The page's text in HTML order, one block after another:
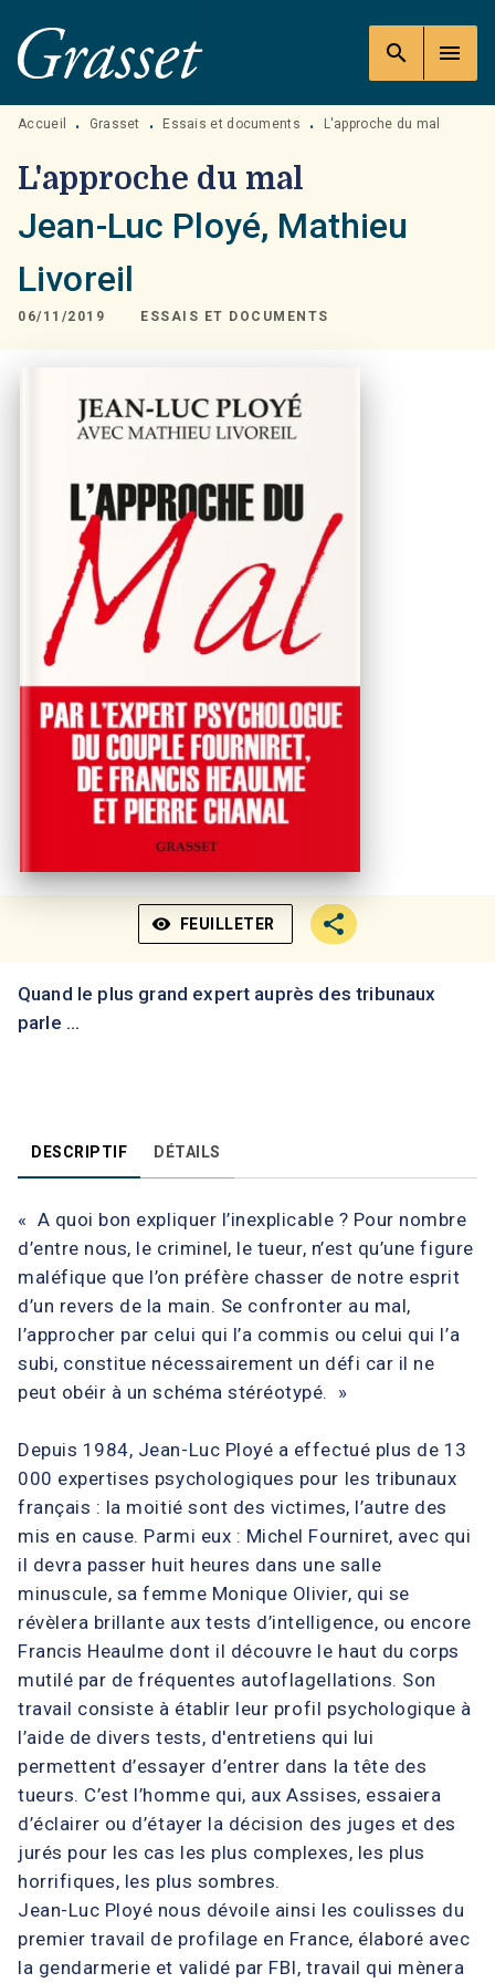
MENU RECHERCHE
PIED DE PAGE
search menu
Accueil • Grasset • Essais et documents • L'approche du mal
L'approche du mal
Jean-Luc Ployé, Mathieu
Livoreil
06/11/2019 ESSAIS ET DOCUMENTS
visibility FEUILLETER
Quand le plus grand expert auprès des tribunaux
parle ...
DESCRIPTIF DÉTAILS
« A quoi bon expliquer l’inexplicable ? Pour nombre
d’entre nous, le criminel, le tueur, n’est qu’une figure
maléfique que l’on préfère chasser de notre esprit
d’un revers de la main. Se confronter au mal,
l’approcher par celui qui l’a commis ou celui qui l’a
subi, constitue nécessairement un défi car il ne
peut obéir à un schéma stéréotypé. »
Depuis 1984, Jean-Luc Ployé a effectué plus de 13
000 expertises psychologiques pour les tribunaux
français : la moitié sont des victimes, l’autre des
mis en cause. Parmi eux : Michel Fourniret, avec qui
il devra passer huit heures dans une salle
minuscule, sa femme Monique Olivier, qui se
révèlera brillante aux tests d’intelligence, ou encore
Francis Heaulme dont il découvre le haut du corps
mutilé par de fréquentes autoflagellations. Son
travail consiste à établir leur profil psychologique à
l’aide de divers tests, d'entretiens qui lui
permettent d’essayer d’entrer dans la tête des
tueurs. C’est l’homme qui, aux Assises, essaiera
d’éclairer ou d’étayer la décision des juges et des
jurés pour les cas les plus complexes, les plus
horrifiques, les plus sombres.
Jean-Luc Ployé nous dévoile ainsi les coulisses du
premier travail de profilage en France, élaboré avec
la gendarmerie et validé par FBI, travail qui mènera